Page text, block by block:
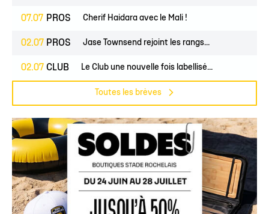
07.07 PROS Cherif Haidara avec le Mali !
02.07 PROS Jase Townsend rejoint les rangs...
02.07 CLUB Le Club une nouvelle fois labellisé...
Toutes les brèves